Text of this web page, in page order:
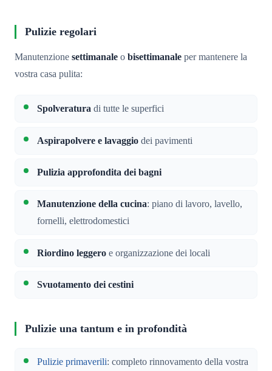
Pulizie regolari
Manutenzione settimanale o bisettimanale per mantenere la
vostra casa pulita:
Spolveratura di tutte le superfici
Aspirapolvere e lavaggio dei pavimenti
Pulizia approfondita dei bagni
Manutenzione della cucina: piano di lavoro, lavello,
fornelli, elettrodomestici
Riordino leggero e organizzazione dei locali
Svuotamento dei cestini
Pulizie una tantum e in profondità
Pulizie primaverili: completo rinnovamento della vostra